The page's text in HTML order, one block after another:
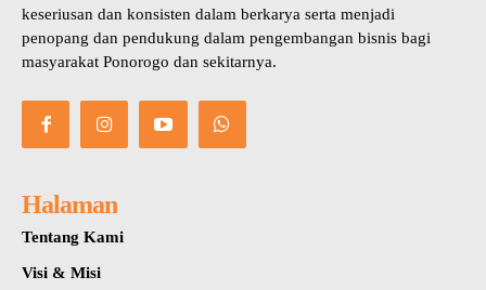
keseriusan dan konsisten dalam berkarya serta menjadi
penopang dan pendukung dalam pengembangan bisnis bagi
masyarakat Ponorogo dan sekitarnya.
Halaman
Tentang Kami
Visi & Misi